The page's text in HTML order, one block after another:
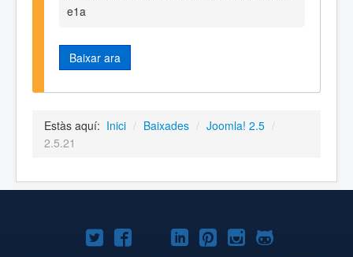
e1a
Baixar ara
Estàs aquí: Inici / Baixades / Joomla! 2.5 /
2.5.21
Joomla!Joomla!Joomla!
Joomla!Joomla!
Joomla!Joomla!